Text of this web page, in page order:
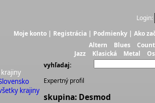
Login:
Moje konto | Registrácia | Podmienky | Ako
Altern
Blues
Jazz
Klasická Metal
vyhľadaj:
krajiny
Expertný profil
skupina: Desmod